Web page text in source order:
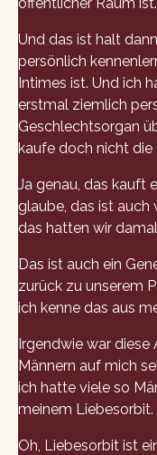
Und das ist halt
persönlich
Intimes ist. Und ich
erstmal ziemlich
Geschlechtsorgan
kaufe doch nicht die
Ja genau, das kauft
glaube, das ist auch
das hatten wir
Das ist auch ein
zurück zu unserem
ich kenne das aus
Irgendwie war diese
Männern auf mich
ich hatte viele so
meinem Liebesorbit.
Oh, Liebesorbit ist